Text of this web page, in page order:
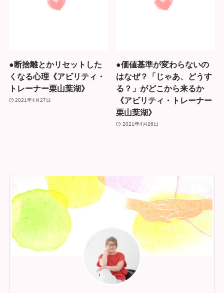
●断捨離とかリセットした
くなる心理《アビリティ・
トレーナー栗山葉湖》
2021年4月27日
●価値基準が変わらないの
はなぜ？「じゃあ、どうす
る？」がどこから来るか
《アビリティ・トレーナー
栗山葉湖》
2021年4月26日